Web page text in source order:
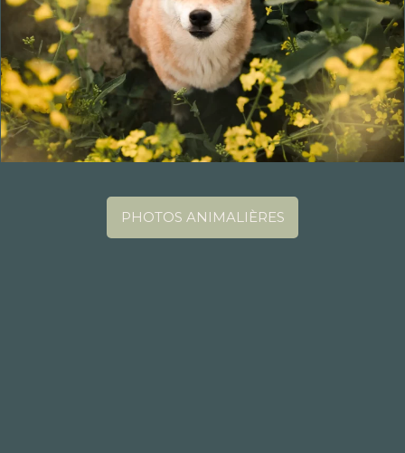
PHOTOS ANIMALIÈRES